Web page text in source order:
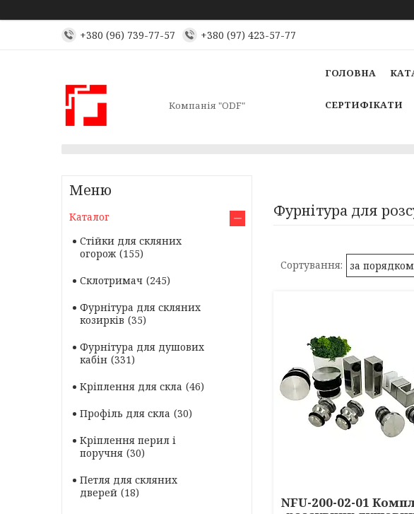
+380 (96) 739-77-57 +380 (97) 423-57-77
Компанія "ODF"
ГОЛОВНА
СЕРТИФІКАТИ
Фурнітура для
NFU-200-02-01
Каталог
Стійки для скляних
огорож 155
Склотримач 245
Фурнітура для скляних
козирків 35
Фурнітура для душових
кабін 331
Кріплення для скла 46
Профіль для скла 30
Кріплення перил і
поручня 30
Петля для скляних
дверей 18